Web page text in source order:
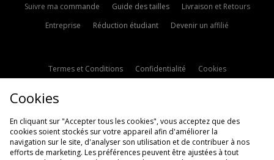
Suivre ma commande Guide des tailles
Livraison et Retours
Entreprise
Réduction étudiant Devenir un affilié
Termes et Conditions Confidentialité
Cookies
Politique d'avis en ligne
Cookies
En cliquant sur "Accepter tous les cookies", vous acceptez que des
cookies soient stockés sur votre appareil afin d'améliorer la
navigation sur le site, d'analyser son utilisation et de contribuer à nos
efforts de marketing. Les préférences peuvent être ajustées à tout